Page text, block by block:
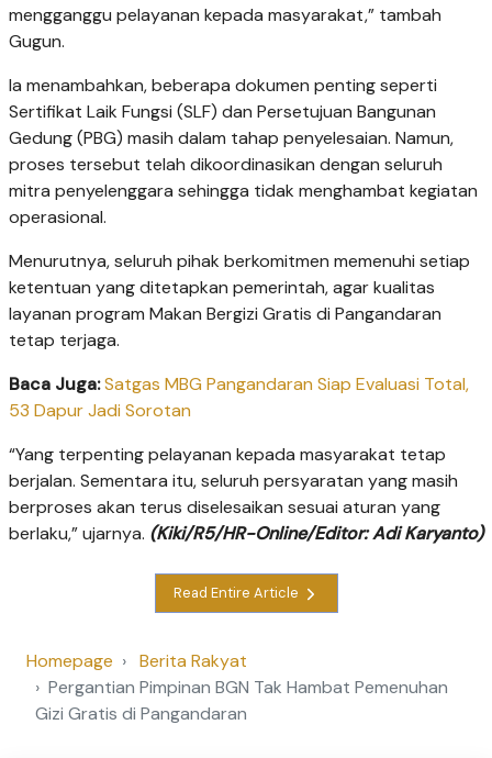
mengganggu pelayanan kepada masyarakat,” tambah
Gugun.
Ia menambahkan, beberapa dokumen penting seperti
Sertifikat Laik Fungsi (SLF) dan Persetujuan Bangunan
Gedung (PBG) masih dalam tahap penyelesaian. Namun,
proses tersebut telah dikoordinasikan dengan seluruh
mitra penyelenggara sehingga tidak menghambat kegiatan
operasional.
Menurutnya, seluruh pihak berkomitmen memenuhi setiap
ketentuan yang ditetapkan pemerintah, agar kualitas
layanan program Makan Bergizi Gratis di Pangandaran
tetap terjaga.
Baca Juga:Satgas MBG Pangandaran Siap Evaluasi Total,
53 Dapur Jadi Sorotan
“Yang terpenting pelayanan kepada masyarakat tetap
berjalan. Sementara itu, seluruh persyaratan yang masih
berproses akan terus diselesaikan sesuai aturan yang
berlaku,” ujarnya. (Kiki/R5/HR-Online/Editor: Adi Karyanto)
Read Entire Article
Homepage
Berita Rakyat
Pergantian Pimpinan BGN Tak Hambat Pemenuhan
Gizi Gratis di Pangandaran